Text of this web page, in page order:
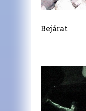
Bejárat